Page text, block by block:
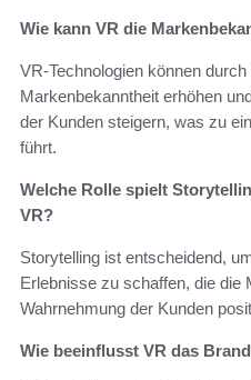
Wie kann VR die
VR-Technologien können
Markenbekanntheit erhöhen
der Kunden steigern, was zu
führt.
Welche Rolle spielt
VR?
Storytelling ist entscheidend,
Erlebnisse zu schaffen, die die
Wahrnehmung der Kunden
Wie beeinflusst VR das